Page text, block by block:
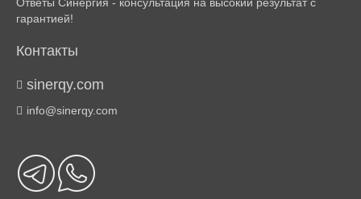
гарантией!
Контакты
sinerqy.com
info@sinerqy.com